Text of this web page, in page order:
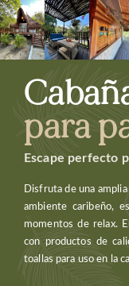
para
Escape perfecto
Disfruta de una
ambiente caribeño,
momentos de relax.
con productos de
toallas para uso en la